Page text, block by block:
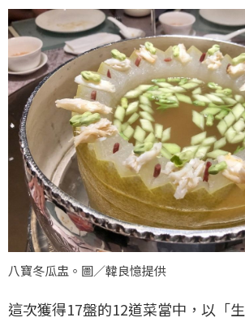
八寶冬瓜盅。圖／韓良憶提供
這次獲得17盤的12道菜當中，以「